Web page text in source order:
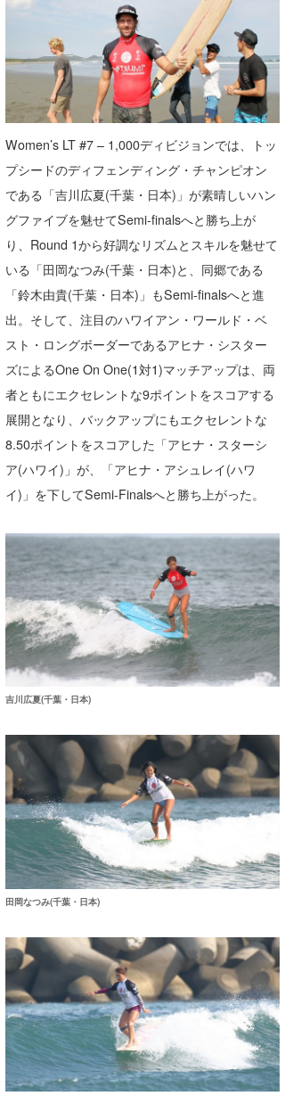
Women’s LT #7 – 1,000ディビジョンでは、トッ
プシードのディフェンディング・チャンピオン
である「吉川広夏(千葉・日本)」が素晴しいハン
グファイブを魅せてSemi-finalsへと勝ち上が
り、Round 1から好調なリズムとスキルを魅せて
いる「田岡なつみ(千葉・日本)と、同郷である
「鈴木由貴(千葉・日本)」もSemi-finalsへと進
出。そして、注目のハワイアン・ワールド・ベ
スト・ロングボーダーであるアヒナ・シスター
ズによるOne On One(1対1)マッチアップは、両
者ともにエクセレントな9ポイントをスコアする
展開となり、バックアップにもエクセレントな
8.50ポイントをスコアした「アヒナ・スターシ
ア(ハワイ)」が、「アヒナ・アシュレイ(ハワ
イ)」を下してSemi-Finalsへと勝ち上がった。
吉川広夏(千葉・日本)
田岡なつみ(千葉・日本)